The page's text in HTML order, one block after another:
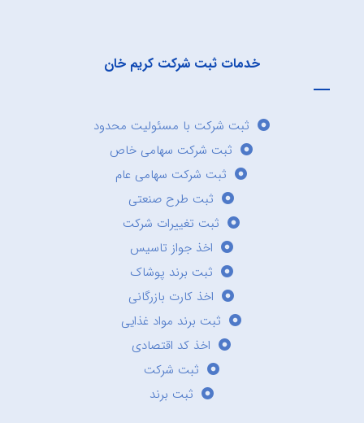
خدمات ثبت شرکت کریم خان
ثبت شرکت با مسئولیت محدود
ثبت شرکت سهامی خاص
ثبت شرکت سهامی عام
ثبت طرح صنعتی
ثبت تغییرات شرکت
اخذ جواز تاسیس
ثبت برند پوشاک
اخذ کارت بازرگانی
ثبت برند مواد غذایی
اخذ کد اقتصادی
ثبت شرکت
ثبت برند